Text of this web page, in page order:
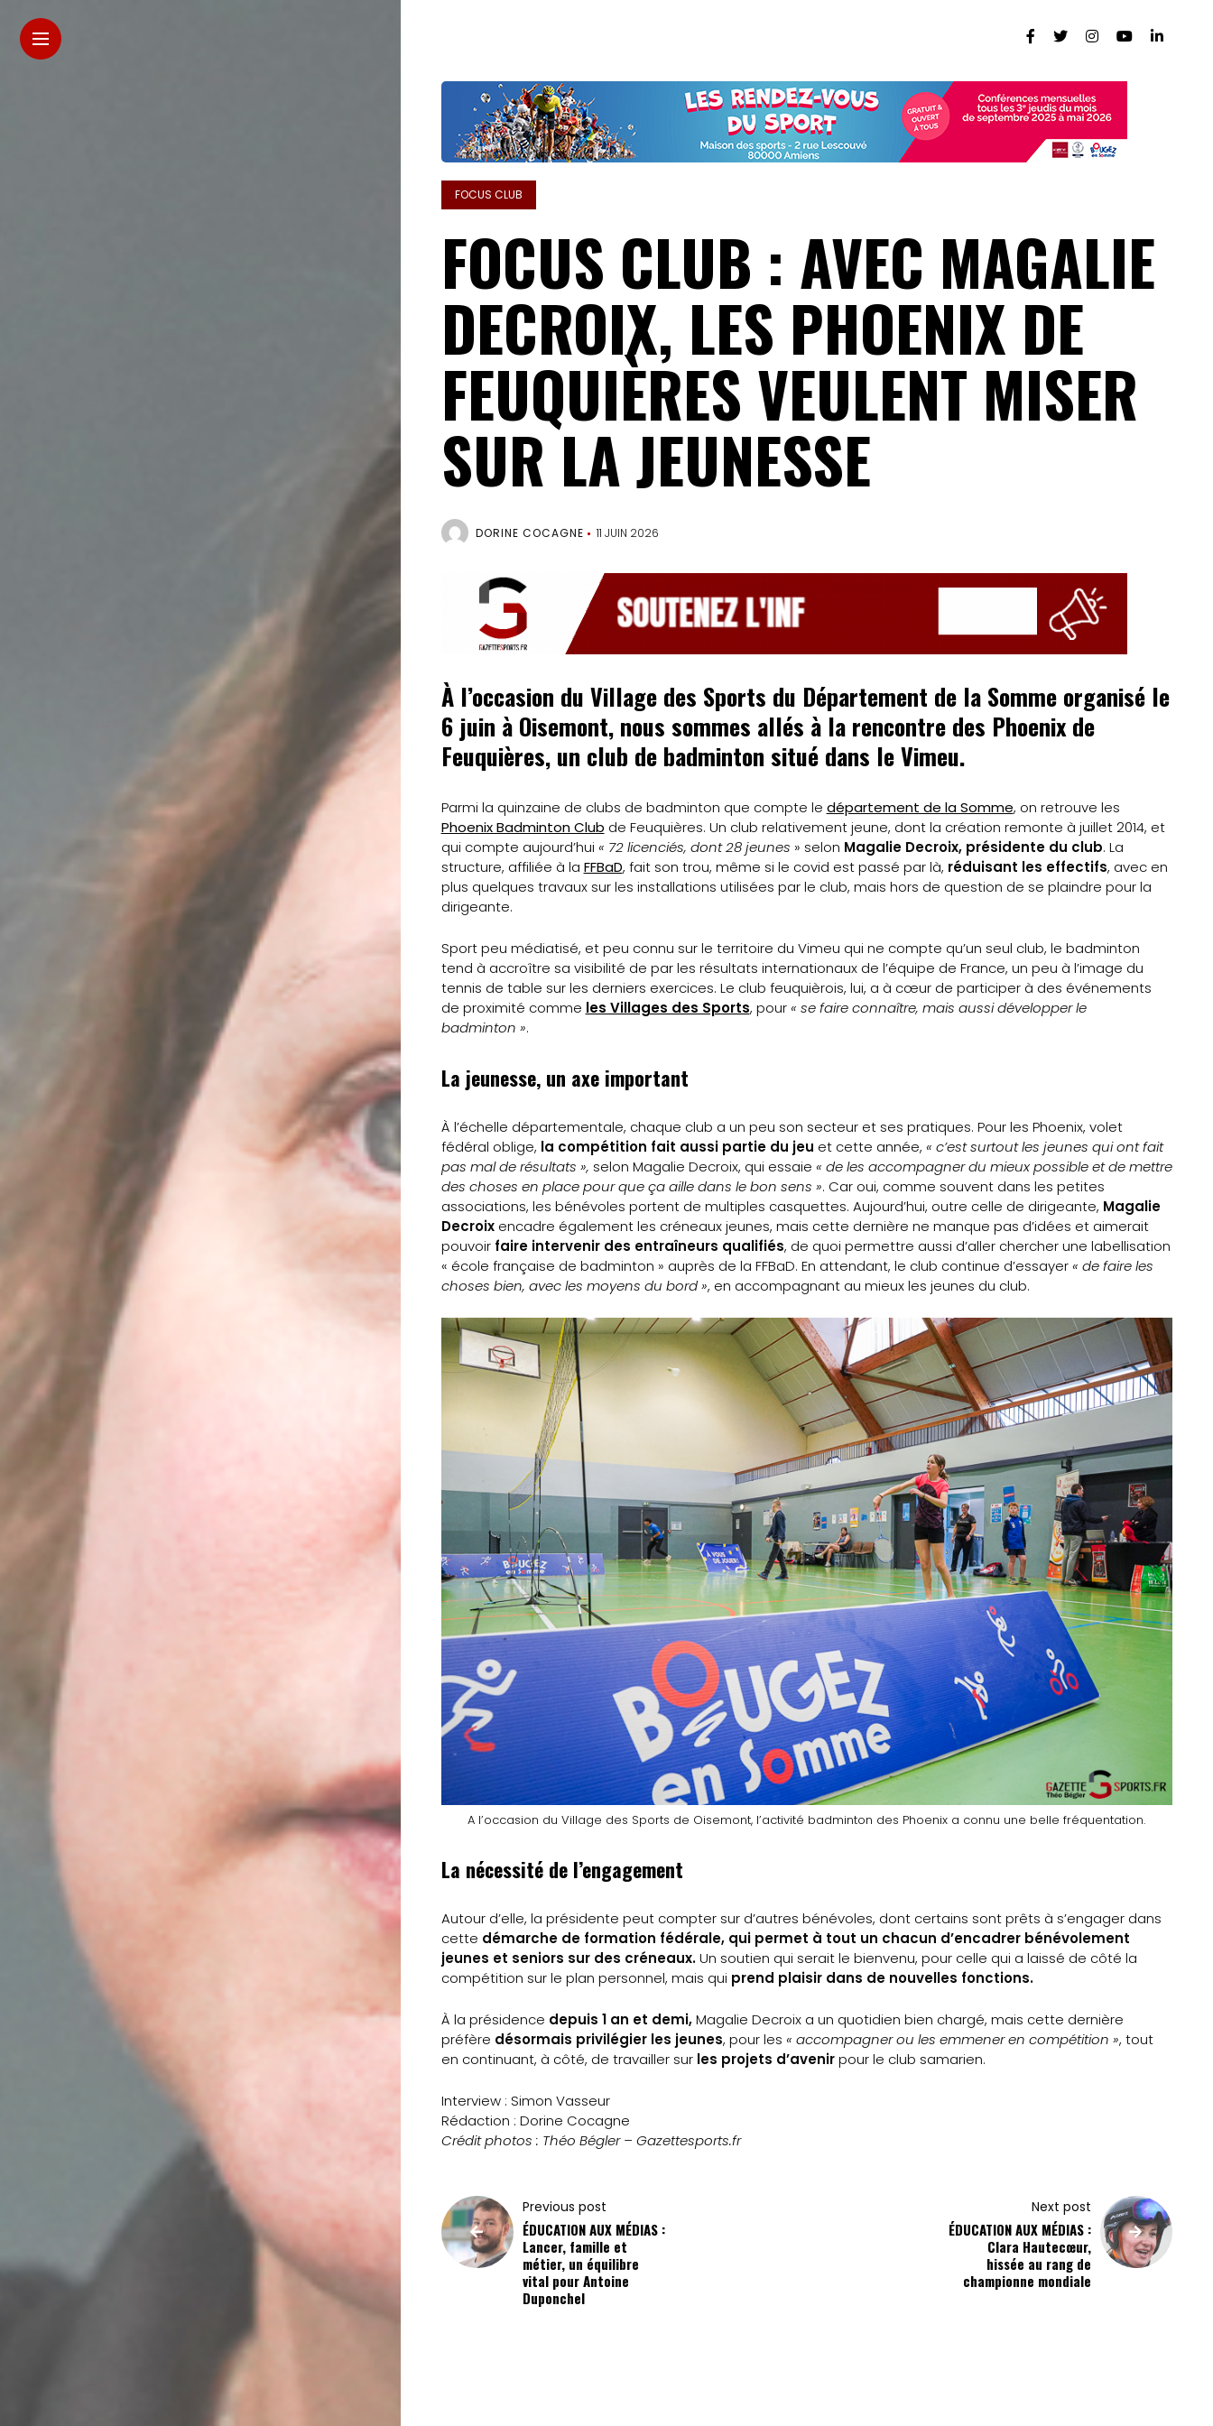
Accueil
Gazette
Sports
Actus
projet
Gazette
Sports
Éducation
aux
médias
Formation
S’inscrire
la
newsletter
Nos
Mentions
légales
Contact
Search
FOCUS CLUB
FOCUS CLUB : AVEC MAGALIE
DECROIX, LES PHOENIX DE
FEUQUIÈRES VEULENT MISER
SUR LA JEUNESSE
DORINE COCAGNE 11 JUIN 2026
À l’occasion du Village des Sports du Département de la Somme organisé le
6 juin à Oisemont, nous sommes allés à la rencontre des Phoenix de
Feuquières, un club de badminton situé dans le Vimeu.
Parmi la quinzaine de clubs de badminton que compte le département de la Somme, on retrouve les
Phoenix Badminton Club de Feuquières. Un club relativement jeune, dont la création remonte à juillet 2014, et
qui compte aujourd’hui « 72 licenciés, dont 28 jeunes » selon Magalie Decroix, présidente du club. La
structure, affiliée à la FFBaD, fait son trou, même si le covid est passé par là, réduisant les effectifs, avec en
plus quelques travaux sur les installations utilisées par le club, mais hors de question de se plaindre pour la
dirigeante.
Sport peu médiatisé, et peu connu sur le territoire du Vimeu qui ne compte qu’un seul club, le badminton
tend à accroître sa visibilité de par les résultats internationaux de l’équipe de France, un peu à l’image du
tennis de table sur les derniers exercices. Le club feuquièrois, lui, a à cœur de participer à des événements
de proximité comme les Villages des Sports, pour« se faire connaître, mais aussi développer le
badminton ».
La jeunesse, un axe important
À l’échelle départementale, chaque club a un peu son secteur et ses pratiques. Pour les Phoenix, volet
fédéral oblige, la compétition fait aussi partie du jeu et cette année, « c’est surtout les jeunes qui ont fait
pas mal de résultats », selon Magalie Decroix, qui essaie « de les accompagner du mieux possible et de mettre
des choses en place pour que ça aille dans le bon sens ». Car oui, comme souvent dans les petites
associations, les bénévoles portent de multiples casquettes. Aujourd’hui, outre celle de dirigeante, Magalie
Decroixencadre également les créneaux jeunes, mais cette dernière ne manque pas d’idées et aimerait
pouvoirfaire intervenir des entraîneurs qualifiés, de quoi permettre aussi d’aller chercher une labellisation
« école française de badminton » auprès de la FFBaD. En attendant, le club continue d’essayer« de faire les
choses bien, avec les moyens du bord », en accompagnant au mieux les jeunes du club.
A l’occasion du Village des Sports de Oisemont, l’activité badminton des Phoenix a connu une belle fréquentation.
La nécessité de l’engagement
Autour d’elle, la présidente peut compter sur d’autres bénévoles, dont certains sont prêts à s’engager dans
cette démarche de formation fédérale, qui permet à tout un chacun d’encadrer bénévolement
jeunes et seniors sur des créneaux.Un soutien qui serait le bienvenu, pour celle qui a laissé de côté la
compétition sur le plan personnel, mais qui prend plaisir dans de nouvelles fonctions.
À la présidence depuis 1 an et demi,Magalie Decroix a un quotidien bien chargé, mais cette dernière
préfère désormais privilégier les jeunes, pour les « accompagner ou les emmener en compétition », tout
en continuant, à côté, de travailler surles projets d’avenirpour le club samarien.
Interview : Simon Vasseur
Rédaction : Dorine Cocagne
Crédit photos : Théo Bégler – Gazettesports.fr
Previous post
ÉDUCATION AUX MÉDIAS :
Lancer, famille et
métier, un équilibre
vital pour Antoine
Duponchel
Next post
ÉDUCATION AUX MÉDIAS :
Clara Hautecœur,
hissée au rang de
championne mondiale